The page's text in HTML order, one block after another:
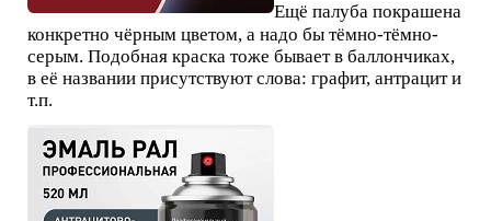
Ещё палуба покрашена
конкретно чёрным цветом, а надо бы тёмно-тёмно-
серым. Подобная краска тоже бывает в баллончиках,
в её названии присутствуют слова: графит, антрацит и
т.п.